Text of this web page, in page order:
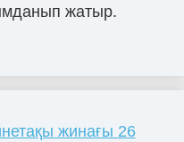
жатыр.
жинағы 26